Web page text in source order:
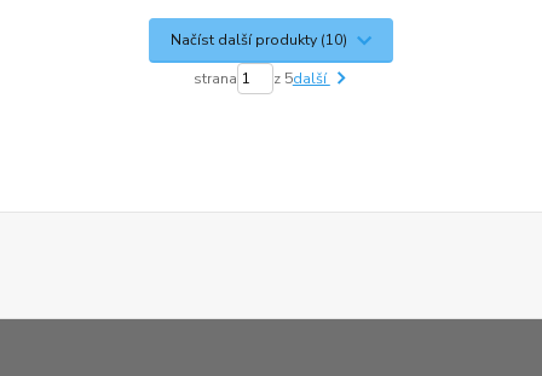
Načíst další produkty (10)
strana z 5další